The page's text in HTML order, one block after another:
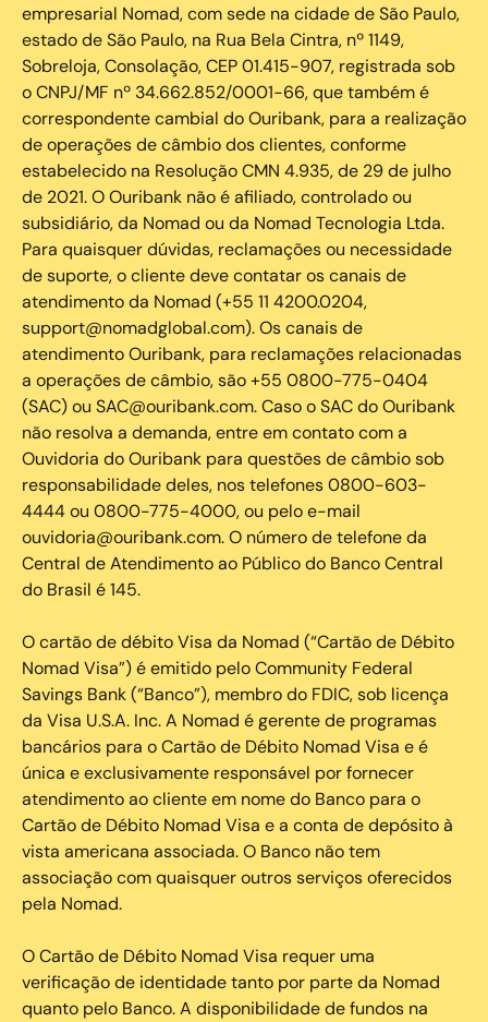
empresarial Nomad, com sede na cidade de São Paulo,
estado de São Paulo, na Rua Bela Cintra, nº 1149,
Sobreloja, Consolação, CEP 01.415-907, registrada sob
o CNPJ/MF nº 34.662.852/0001-66, que também é
correspondente cambial do Ouribank, para a realização
de operações de câmbio dos clientes, conforme
estabelecido na Resolução CMN 4.935, de 29 de julho
de 2021. O Ouribank não é afiliado, controlado ou
subsidiário, da Nomad ou da Nomad Tecnologia Ltda.
Para quaisquer dúvidas, reclamações ou necessidade
de suporte, o cliente deve contatar os canais de
atendimento da Nomad (+55 11 4200.0204,
support@nomadglobal.com). Os canais de
atendimento Ouribank, para reclamações relacionadas
a operações de câmbio, são +55 0800-775-0404
(SAC) ou SAC@ouribank.com. Caso o SAC do Ouribank
não resolva a demanda, entre em contato com a
Ouvidoria do Ouribank para questões de câmbio sob
responsabilidade deles, nos telefones 0800-603-
4444 ou 0800-775-4000, ou pelo e-mail
ouvidoria@ouribank.com. O número de telefone da
Central de Atendimento ao Público do Banco Central
do Brasil é 145.
O cartão de débito Visa da Nomad (“Cartão de Débito
Nomad Visa”) é emitido pelo Community Federal
Savings Bank (“Banco”), membro do FDIC, sob licença
da Visa U.S.A. Inc. A Nomad é gerente de programas
bancários para o Cartão de Débito Nomad Visa e é
única e exclusivamente responsável por fornecer
atendimento ao cliente em nome do Banco para o
Cartão de Débito Nomad Visa e a conta de depósito à
vista americana associada. O Banco não tem
associação com quaisquer outros serviços oferecidos
pela Nomad.
O Cartão de Débito Nomad Visa requer uma
verificação de identidade tanto por parte da Nomad
quanto pelo Banco. A disponibilidade de fundos na